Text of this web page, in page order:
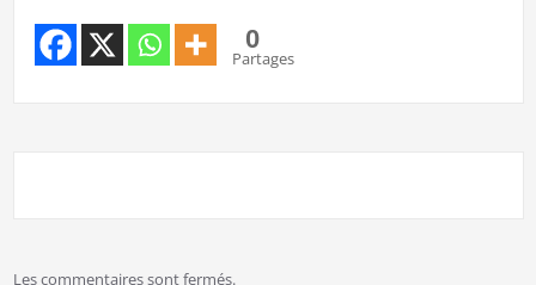
0
Partages
Les commentaires sont fermés.